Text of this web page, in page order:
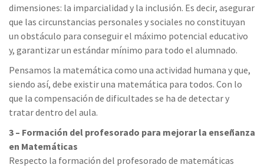
dimensiones: la imparcialidad y la inclusión. Es decir, asegurar
que las circunstancias personales y sociales no constituyan
un obstáculo para conseguir el máximo potencial educativo
y, garantizar un estándar mínimo para todo el alumnado.
Pensamos la matemática como una actividad humana y que,
siendo así, debe existir una matemática para todos. Con lo
que la compensación de dificultades se ha de detectar y
tratar dentro del aula.
3 – Formación del profesorado para mejorar la enseñanza
en Matemáticas
Respecto la formación del profesorado de matemáticas